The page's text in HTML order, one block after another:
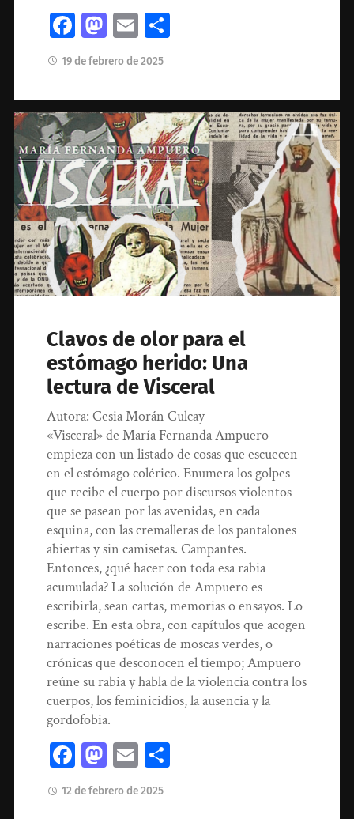
Facebook
Mastodon
Email
19 de febrero de 2025
Clavos de olor para el
estómago herido: Una
lectura de Visceral
Autora: Cesia Morán Culcay
«Visceral» de María Fernanda Ampuero
empieza con un listado de cosas que escuecen
en el estómago colérico. Enumera los golpes
que recibe el cuerpo por discursos violentos
que se pasean por las avenidas, en cada
esquina, con las cremalleras de los pantalones
abiertas y sin camisetas. Campantes.
Entonces, ¿qué hacer con toda esa rabia
acumulada? La solución de Ampuero es
escribirla, sean cartas, memorias o ensayos. Lo
escribe. En esta obra, con capítulos que acogen
narraciones poéticas de moscas verdes, o
crónicas que desconocen el tiempo; Ampuero
reúne su rabia y habla de la violencia contra los
cuerpos, los feminicidios, la ausencia y la
gordofobia.
Facebook
Mastodon
Email
12 de febrero de 2025